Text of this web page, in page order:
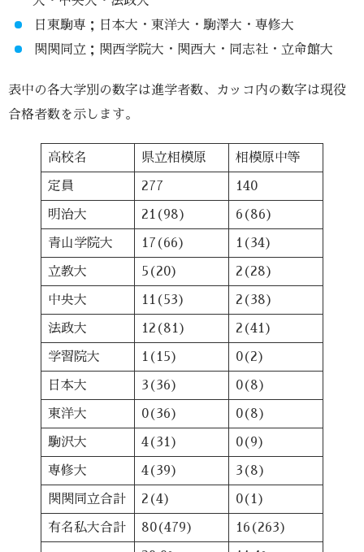
日東駒専；日本大・東洋大・駒澤大・専修大
関関同立；関西学院大・関西大・同志社・立命館大
表中の各大学別の数字は進学者数、カッコ内の数字は現役
合格者数を示します。
高校名 県立相模原 相模原中等
定員 277 140
明治大 21(98) 6(86)
青山学院大 17(66) 1(34)
立教大 5(20) 2(28)
中央大 11(53) 2(38)
法政大 12(81) 2(41)
学習院大 1(15) 0(2)
日本大 3(36) 0(8)
東洋大 0(36) 0(8)
駒沢大 4(31) 0(9)
専修大 4(39) 3(8)
関関同立合計 2(4) 0(1)
有名私大合計 80(479) 16(263)